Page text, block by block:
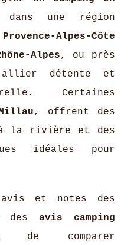
une région
Provence-Alpes-Côte
Alpes, ou près
détente et
Certaines
, offrent des
à la rivière et des
idéales pour
et notes des
des avis camping
de comparer